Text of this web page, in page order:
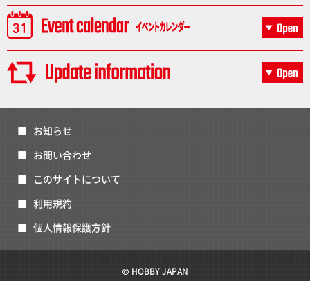
お知らせ
お問い合わせ
このサイトについて
利用規約
個人情報保護方針
© HOBBY JAPAN